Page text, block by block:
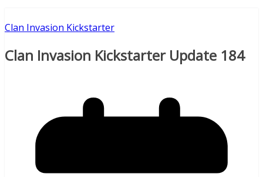
Clan Invasion Kickstarter
Clan Invasion Kickstarter Update 184